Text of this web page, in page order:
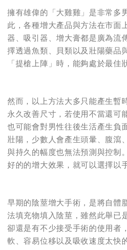
擁有雄偉的「大雞雞」是非常多
此，各種增大產品與方法在市面
器、吸引器、增大膏都是廣為流
擇透過魚類、貝類以及壯陽藥品
「提槍上陣」時，能夠處於最佳
然而，以上方法大多只能產生暫
永久改善尺寸，若使用不當還可
也可能會對男性往後生活產生負
壯陽，少數人會產生頭暈、腹瀉
與持久的幅度也無法預測與控制
好的的增大效果，就可以選擇以
早期的陰莖增大手術，是將自體
法填充物填入陰莖，雖然此舉已
卻還是有不少接受手術的使用者
軟、容易位移以及吸收速度太快